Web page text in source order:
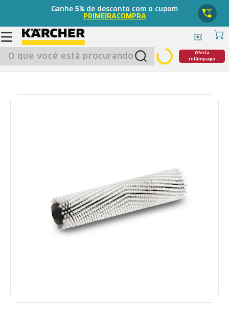
Ganhe 5% de desconto com o cupom
PRIMEIRACOMPRA
O que você está procurando?
Oferta
relâmpago